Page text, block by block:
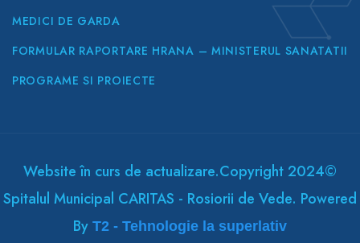
MEDICI DE GARDA
FORMULAR RAPORTARE HRANA – MINISTERUL SANATATII
PROGRAME SI PROIECTE
Website în curs de actualizare.Copyright 2024©
Spitalul Municipal CARITAS - Rosiorii de Vede. Powered
By T2 - Tehnologie la superlativ